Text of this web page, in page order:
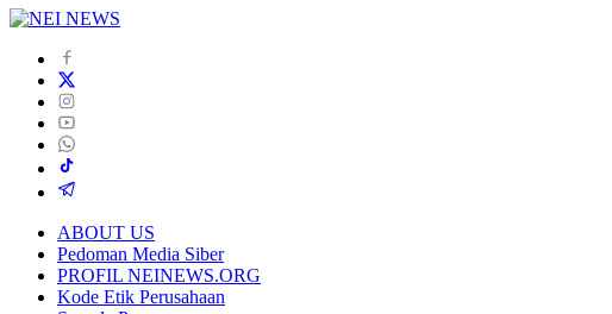
ABOUT US
Pedoman Media Siber
PROFIL NEINEWS.ORG
Kode Etik Perusahaan